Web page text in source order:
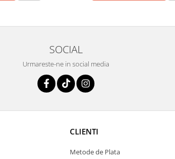
SOCIAL
Urmareste-ne in social media
CLIENTI
Metode de Plata